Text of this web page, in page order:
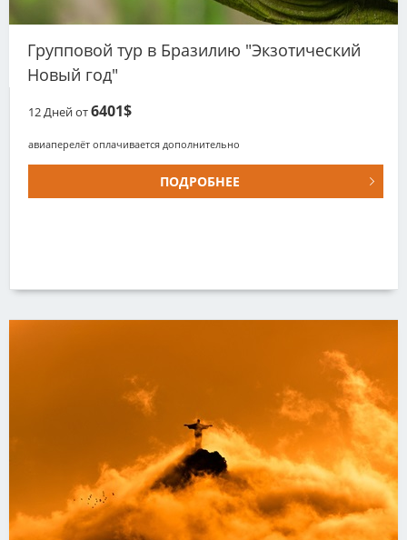
Групповой тур в Бразилию "Экзотический
Новый год"
12Дней от6401$
авиаперелёт оплачивается дополнительно
ПОДРОБНЕЕ